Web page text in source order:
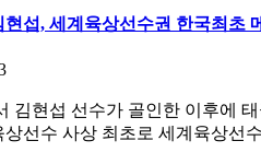
현섭, 세계육상선수권 한국최초
김현섭 선수가 골인한 이후에
선수 사상 최초로 세계육상선